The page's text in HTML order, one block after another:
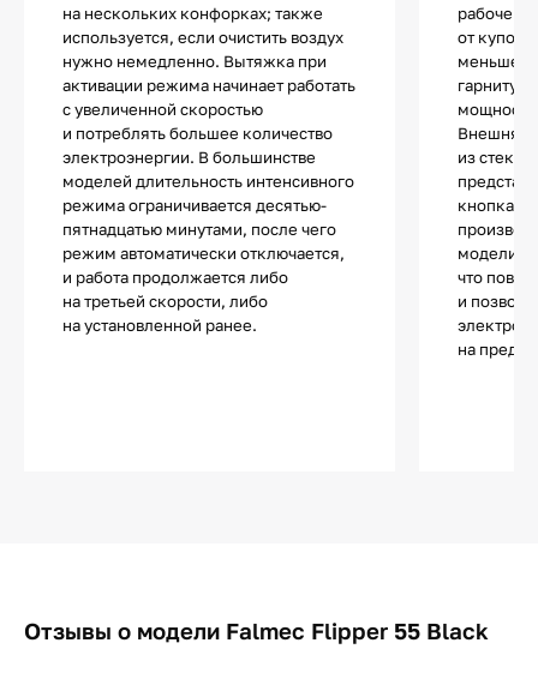
на нескольких конфорках; также
используется, если очистить воздух
нужно немедленно. Вытяжка при
активации режима начинает работать
с увеличенной скоростью
и потреблять большее количество
электроэнергии. В большинстве
моделей длительность интенсивного
режима ограничивается десятью-
пятнадцатью минутами, после чего
режим автоматически отключается,
и работа продолжается либо
на третьей скорости, либо
на установленной ранее.
рабочей
от
меньше
мощности
Внешняя
из
модели
что
и
на
Отзывы о модели Falmec Flipper 55 Black